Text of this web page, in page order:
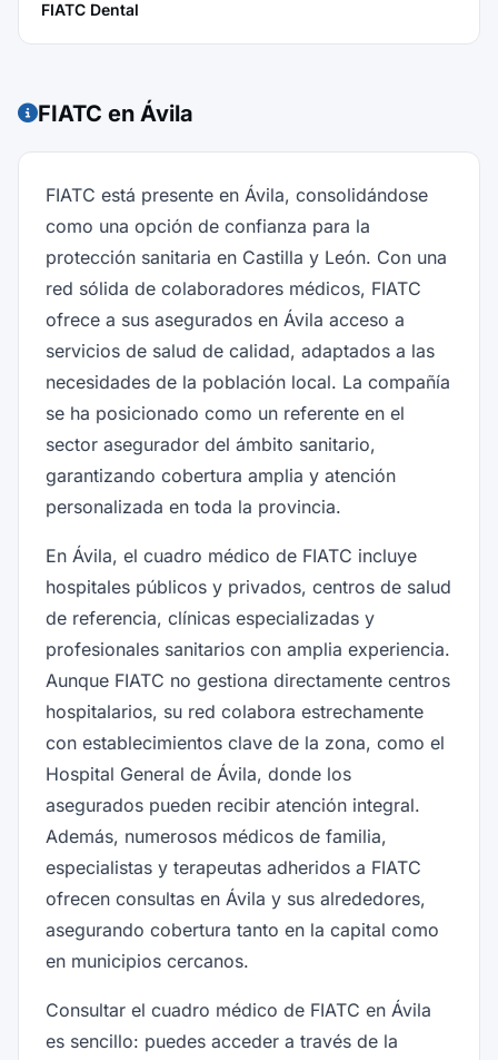
FIATC Dental
FIATC en Ávila
FIATC está presente en Ávila, consolidándose
como una opción de confianza para la
protección sanitaria en Castilla y León. Con una
red sólida de colaboradores médicos, FIATC
ofrece a sus asegurados en Ávila acceso a
servicios de salud de calidad, adaptados a las
necesidades de la población local. La compañía
se ha posicionado como un referente en el
sector asegurador del ámbito sanitario,
garantizando cobertura amplia y atención
personalizada en toda la provincia.
En Ávila, el cuadro médico de FIATC incluye
hospitales públicos y privados, centros de salud
de referencia, clínicas especializadas y
profesionales sanitarios con amplia experiencia.
Aunque FIATC no gestiona directamente centros
hospitalarios, su red colabora estrechamente
con establecimientos clave de la zona, como el
Hospital General de Ávila, donde los
asegurados pueden recibir atención integral.
Además, numerosos médicos de familia,
especialistas y terapeutas adheridos a FIATC
ofrecen consultas en Ávila y sus alrededores,
asegurando cobertura tanto en la capital como
en municipios cercanos.
Consultar el cuadro médico de FIATC en Ávila
es sencillo: puedes acceder a través de la